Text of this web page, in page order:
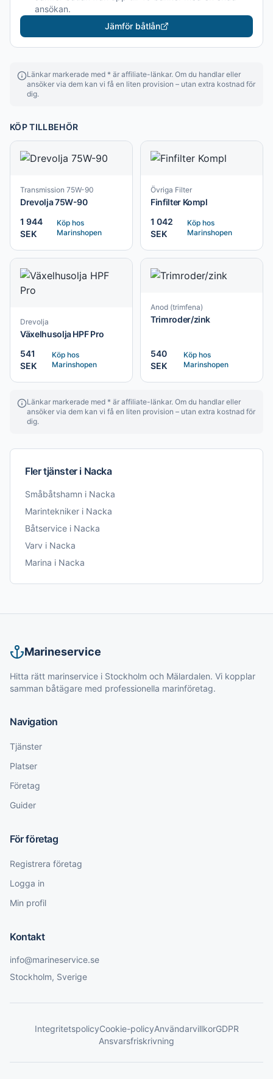
ansökan.
Jämför båtlån
Länkar markerade med * är affiliate-länkar. Om du handlar eller
ansöker via dem kan vi få en liten provision – utan extra kostnad för
dig.
KÖP TILLBEHÖR
Transmission 75W-90
Drevolja 75W-90
1 944
SEK
Köp hos
Marinshopen
Övriga Filter
Finfilter Kompl
1 042
SEK
Köp hos
Marinshopen
Drevolja
Växelhusolja HPF Pro
541
SEK
Köp hos
Marinshopen
Anod (trimfena)
Trimroder/zink
540
SEK
Köp hos
Marinshopen
Länkar markerade med * är affiliate-länkar. Om du handlar eller
ansöker via dem kan vi få en liten provision – utan extra kostnad för
dig.
Fler tjänster i Nacka
Småbåtshamn i Nacka
Marintekniker i Nacka
Båtservice i Nacka
Varv i Nacka
Marina i Nacka
Marineservice
Hitta rätt marinservice i Stockholm och Mälardalen. Vi kopplar
samman båtägare med professionella marinföretag.
Navigation
Tjänster
Platser
Företag
Guider
För företag
Registrera företag
Logga in
Min profil
Kontakt
info@marineservice.se
Stockholm, Sverige
IntegritetspolicyCookie-policyAnvändarvillkorGDPR
Ansvarsfriskrivning